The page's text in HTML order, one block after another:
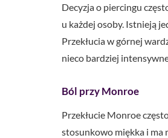
Decyzja o piercingu
u każdej osoby. Istnieją
Przekłucia w górnej
nieco bardziej
Ból przy Monroe
Przekłucie Monroe
stosunkowo miękka i ma